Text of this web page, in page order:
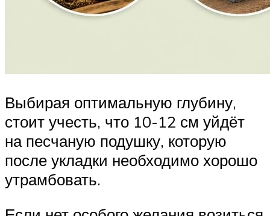
Выбирая оптимальную глубину,
стоит учесть, что 10-12 см уйдёт
на песчаную подушку, которую
после укладки необходимо хорошо
утрамбовать.